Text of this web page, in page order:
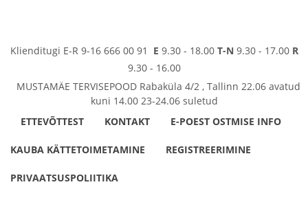
Klienditugi E-R 9-16 666 00 91 E 9.30 - 18.00 T-N 9.30 - 17.00 R
9.30 - 16.00
MUSTAMÄE TERVISEPOOD Rabaküla 4/2 , Tallinn 22.06 avatud
kuni 14.00 23-24.06 suletud
ETTEVÕTTEST
KONTAKT E-POEST OSTMISE INFO
KAUBA KÄTTETOIMETAMINE REGISTREERIMINE
PRIVAATSUSPOLIITIKA